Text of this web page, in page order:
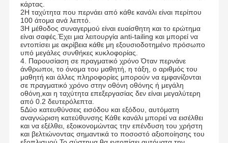
κάρτας.
2Η ταχύτητα που περνάει από κάθε κανάλι είναι περίπου
100 άτομα ανά λεπτό.
3Η μέθοδος συναγερμού είναι ευαίσθητη και το ερώτημα
είναι σαφές.Έχει μια λειτουργία anti-tailing και μπορεί να
εντοπίσει με ακρίβεια κάθε μη εξουσιοδοτημένο πρόσωπο
υπό μεγάλες συνθήκες κυκλοφορίας.
4. Παρουσίαση σε πραγματικό χρόνο Όταν περνάνε
άνθρωποι, το όνομα του μαθητή, η τάξη, ο αριθμός του
μαθητή και άλλες πληροφορίες μπορούν να εμφανίζονται
σε πραγματικό χρόνο στην οθόνη οθόνης ή μεγάλη
οθόνη,και η ταχύτητα επεξεργασίας δεν είναι μεγαλύτερη
από 0.2 δευτερόλεπτα.
5Δύο κατευθύνσεις εισόδου και εξόδου, αυτόματη
αναγνώριση κατεύθυνσης Κάθε κανάλι μπορεί να εισέλθει
και να εξέλθει, εξοικονομώντας την επένδυση του χρήστη
και βελτιώνοντας σημαντικά το ποσοστό αξιοποίησης του